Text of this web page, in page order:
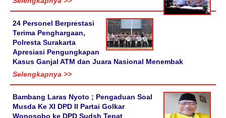
24 Personel Berprestasi
Terima Penghargaan,
Polresta Surakarta
Apresiasi Pengungkapan
Kasus Ganjal ATM dan Juara Nasional Menembak
Selengkapnya >>
Bambang Laras Nyoto ; Pengaduan Soal
Musda Ke XI DPD II Partai Golkar
Wonosobo ke DPD Sudsh Tepat